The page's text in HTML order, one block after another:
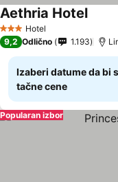
3 Zvezdice
Hotel
Aethria Hotel
9,2 Odlično 1.193
Izaberi datume da bi
tačne cene
Popularan izbor